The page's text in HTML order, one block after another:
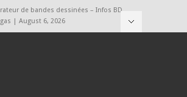
de bandes dessinées – Infos BD,
| August 6, 2026